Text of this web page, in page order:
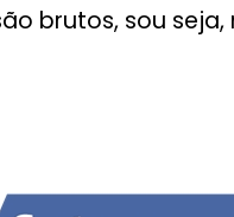
brutos, sou